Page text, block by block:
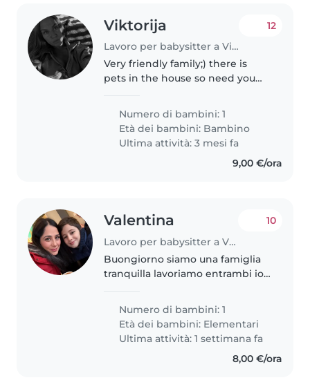
Viktorija
Lavoro per babysitter a Vicenza
12
Very friendly family;) there is
pets in the house so need you
baby is very funny and friendly.
Loves to draw and dance. Also
she loves play with toys..
Numero di bambini: 1
Età dei bambini: Bambino
Ultima attività: 3 mesi fa
9,00 €/ora
Valentina
Lavoro per babysitter a Vicenza
10
Buongiorno siamo una famiglia
tranquilla lavoriamo entrambi io
babysitter x nostro figlio di 7
anni. Mio figlio è un bambino
meraviglioso giocherellone
piace..
Numero di bambini: 1
Età dei bambini: Elementari
Ultima attività: 1 settimana fa
8,00 €/ora